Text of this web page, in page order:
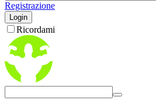
Registrazione
Login
Ricordami